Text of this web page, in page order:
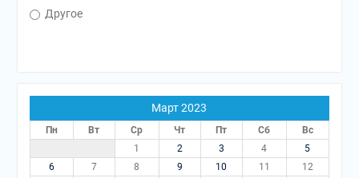
Другое
Март 2023
Пн Вт Ср Чт Пт Сб
Вс
1
2 3 4
5
6
7 8 9 10 11
12